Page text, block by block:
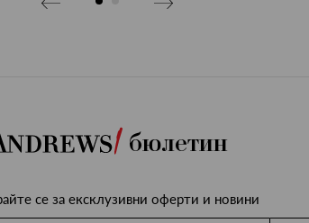
бюлетин
се за ексклузивни оферти и новини